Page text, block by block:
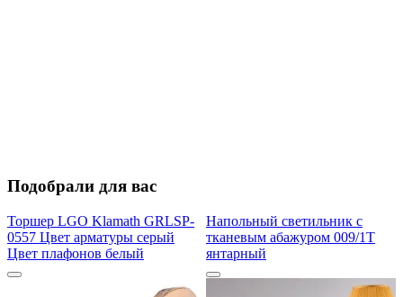
Подобрали для вас
Торшер LGO Klamath GRLSP-
0557 Цвет арматуры серый
Цвет плафонов белый
Напольный светильник с
тканевым абажуром 009/1T
янтарный